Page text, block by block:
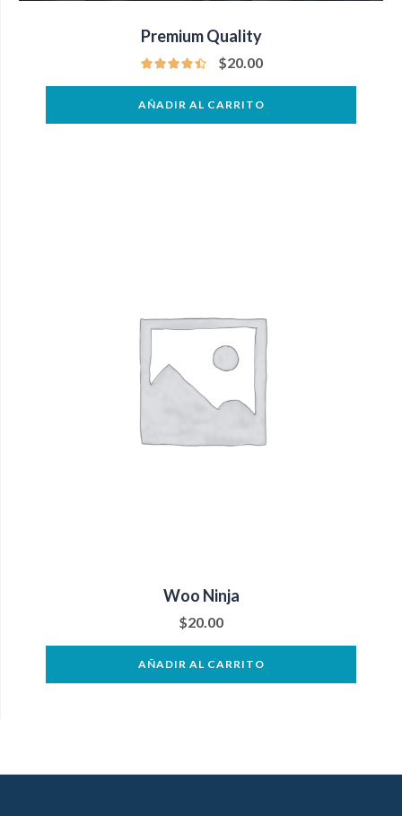
Premium Quality
$20.00
AÑADIR AL CARRITO
Woo Ninja
$20.00
AÑADIR AL CARRITO